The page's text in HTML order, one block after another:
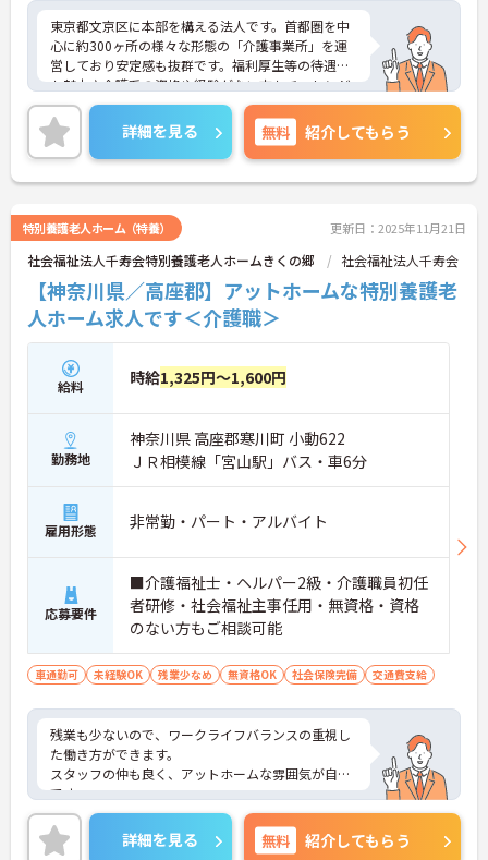
東京都文京区に本部を構える法人です。首都圏を中
心に約300ヶ所の様々な形態の「介護事業所」を運
営しており安定感も抜群です。福利厚生等の待遇面
も魅力♪介護系の資格や経験がない方もチャレンジ
OK◎資格取得支援もあり働きながらスキルアップも
目指します。ご興味ある方には、面接対策ポイント
など、さらに詳細をお話しいたしますのでお気軽に
ご相談ください！
詳細を見る 無料 紹介してもらう
特別養護老人ホーム（特養） 更新日：2025年11月21日
社会福祉法人千寿会特別養護老人ホームきくの郷 社会福祉法人千寿会
【神奈川県／高座郡】アットホームな特別養護老
人ホーム求人です＜介護職＞
給料 時給1,325円～1,600円
勤務地
神奈川県 高座郡寒川町 小動622
ＪＲ相模線「宮山駅」バス・車6分
雇用形態 非常勤・パート・アルバイト
応募要件
■介護福祉士・ヘルパー2級・介護職員初任
者研修・社会福祉主事任用・無資格・資格
のない方もご相談可能
車通勤可 未経験OK 残業少なめ 無資格OK 社会保険完備 交通費支給
残業も少ないので、ワークライフバランスの重視し
た働き方ができます。
スタッフの仲も良く、アットホームな雰囲気が自慢
です。
ご興味ある方には、面接対策ポイントなど、詳細を
お話しいたしますのでお気軽にご相談ください。
詳細を見る 無料 紹介してもらう